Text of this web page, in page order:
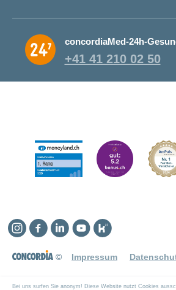
Bei uns surfen Sie anonym! Diese Website nutzt Cookies
concordiaMed-24h-
+41 41 210 02 50
© Impressum
Instagram
Facebook
LinkedinYouTube
Kununu